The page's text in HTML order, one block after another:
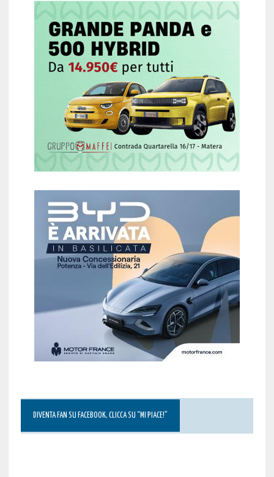
DIVENTA FAN SU FACEBOOK, CLICCA SU “MI PIACE!”